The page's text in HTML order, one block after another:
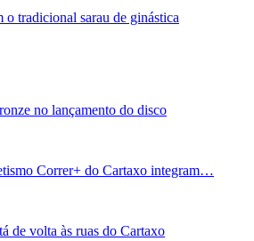
o tradicional sarau de ginástica
no lançamento do disco
Correr+ do Cartaxo integram…
de volta às ruas do Cartaxo